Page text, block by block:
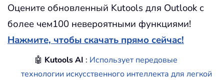
Оцените обновленный Kutools для Outlook с
более чем100 невероятными функциями!
Нажмите, чтобы скачать прямо сейчас!
🤖 Kutools AI : Использует передовые
технологии искусственного интеллекта для легкой